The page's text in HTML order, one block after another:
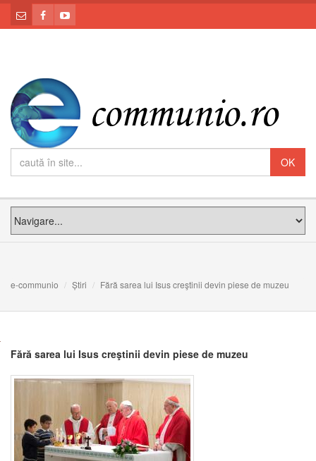
e-communio Știri Fără sarea lui Isus creştinii devin piese de muzeu
Fără sarea lui Isus creştinii devin piese de muzeu